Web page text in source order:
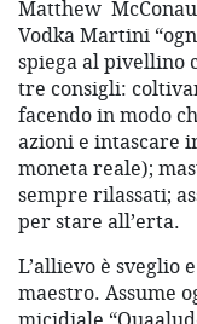
Matthew
Vodka Martini
spiega al pivellino
tre consigli:
facendo in modo
azioni e intascare
moneta reale);
sempre rilassati;
per stare all’erta.
L’allievo è sveglio
maestro. Assume